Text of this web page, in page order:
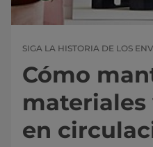
SIGA LA HISTORIA DE LOS
Cómo
materiales
en